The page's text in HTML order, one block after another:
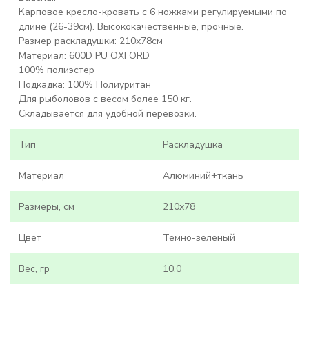
Карповое кресло-кровать с 6 ножками регулируемыми по
длине (26-39см). Высококачественные, прочные.
Размер раскладушки: 210х78см
Материал: 600D PU OXFORD
100% полиэстер
Подкадка: 100% Полиуритан
Для рыболовов с весом более 150 кг.
Складывается для удобной перевозки.
Тип Раскладушка
Материал Алюминий+ткань
Размеры, см 210x78
Цвет Темно-зеленый
Вес, гр 10,0